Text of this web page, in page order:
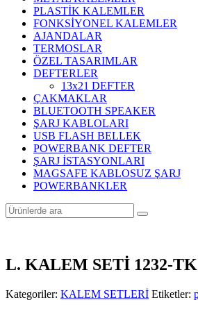
PLASTİK KALEMLER
FONKSİYONEL KALEMLER
AJANDALAR
TERMOSLAR
ÖZEL TASARIMLAR
DEFTERLER
13x21 DEFTER
ÇAKMAKLAR
BLUETOOTH SPEAKER
ŞARJ KABLOLARI
USB FLASH BELLEK
POWERBANK DEFTER
ŞARJ İSTASYONLARI
MAGSAFE KABLOSUZ ŞARJ
POWERBANKLER
L. KALEM SETİ 1232-TK
Kategoriler: KALEM SETLERİ Etiketler: